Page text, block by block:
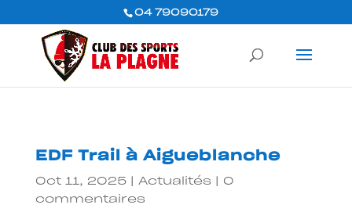
04 79090179
EDF Trail à Aigueblanche
Oct 11, 2025| Actualités| 0
commentaires